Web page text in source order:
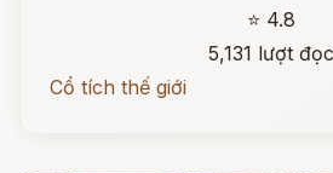
⭐ 4.8
5,131 lượt đọc
Cổ tích thế giới